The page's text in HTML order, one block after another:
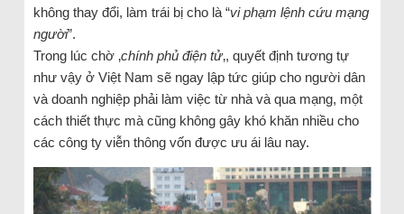
không thay đổi, làm trái bị cho là “vi phạm lệnh cứu mạng
người”.
Trong lúc chờ ‚chính phủ điện tử‚, quyết định tương tự
như vậy ở Việt Nam sẽ ngay lập tức giúp cho người dân
và doanh nghiệp phải làm việc từ nhà và qua mạng, một
cách thiết thực mà cũng không gây khó khăn nhiều cho
các công ty viễn thông vốn được ưu ái lâu nay.